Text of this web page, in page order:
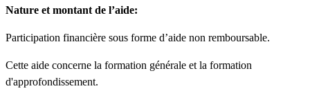
Nature et montant de l’aide:
Participation financière sous forme d’aide non remboursable.
Cette aide concerne la formation générale et la formation
d'approfondissement.